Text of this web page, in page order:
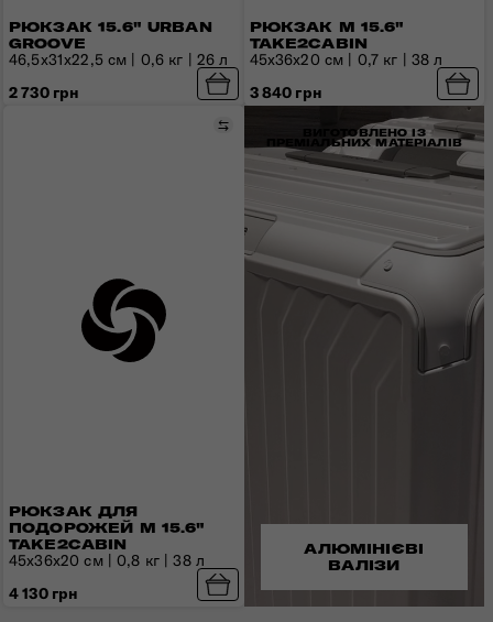
РЮКЗАК 15.6" URBAN
GROOVE
46,5x31x22,5 см | 0,6 кг | 26 л
2 730 грн
РЮКЗАК M 15.6"
TAKE2CABIN
45x36x20 см | 0,7 кг | 38 л
3 840 грн
РЮКЗАК ДЛЯ
ПОДОРОЖЕЙ M 15.6"
TAKE2CABIN
Порівняти
45x36x20 см | 0,8 кг | 38 л
4 130 грн
ВИГОТОВЛЕНО ІЗ
ПРЕМІАЛЬНИХ МАТЕРІАЛІВ
АЛЮМІНІЄВІ
ВАЛІЗИ